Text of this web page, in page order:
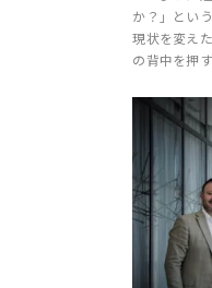
か？」とい
現状を変え
の背中を押